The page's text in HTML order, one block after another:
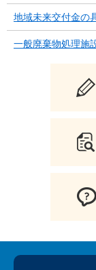
地域未来交付金の
一般廃棄物処理施